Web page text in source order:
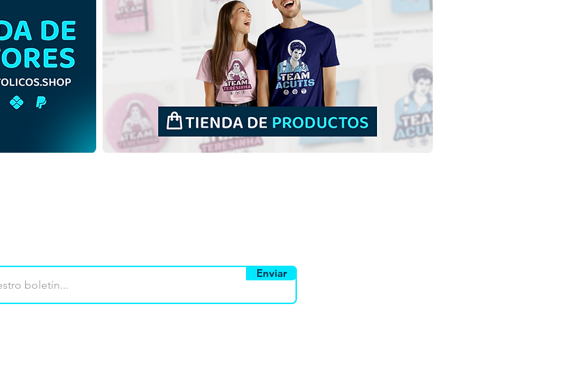
Santa Cecilia | Descarga
gratuita Ilustración
monocromática sin fondo
Santa Cecilia | Descarga
gratuita Ilustración a color
sin fondo en PNG
Enviar